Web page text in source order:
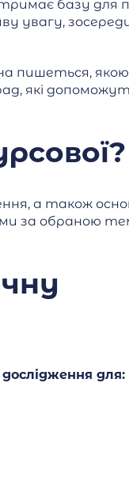
базу для
увагу,
пишеться,
які
а також
за обраною
для: